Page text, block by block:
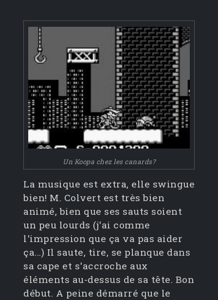
Un Koopa chez les canards?
La musique est extra, elle swingue
bien! M. Colvert est très bien
animé, bien que ses sauts soient
un peu lourds (j'ai comme
l'impression que ça va pas aider
ça...) Il saute, tire, se planque dans
sa cape et s'accroche aux
éléments au-dessus de sa tête. Bon
début. A peine démarré que le